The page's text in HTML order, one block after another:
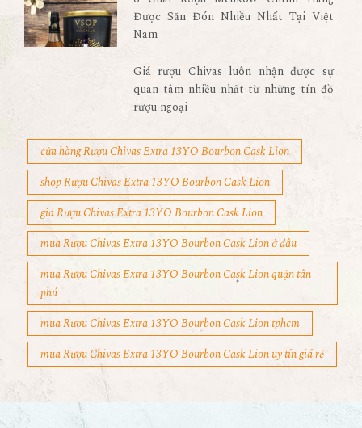
Được Săn Đón Nhiều Nhất Tại Việt
Nam
Giá rượu Chivas luôn nhận được sự
quan tâm nhiều nhất từ những tín đồ
rượu ngoại
cửa hàng Rượu Chivas Extra 13YO Bourbon Cask Lion
shop Rượu Chivas Extra 13YO Bourbon Cask Lion
giá Rượu Chivas Extra 13YO Bourbon Cask Lion
mua Rượu Chivas Extra 13YO Bourbon Cask Lion ở đâu
mua Rượu Chivas Extra 13YO Bourbon Cask Lion quận tân
phú
mua Rượu Chivas Extra 13YO Bourbon Cask Lion tphcm
mua Rượu Chivas Extra 13YO Bourbon Cask Lion uy tín giá rẻ